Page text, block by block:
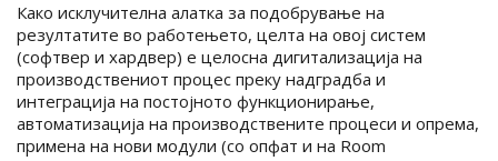
Како исклучителна алатка за подобрување на
резултатите во работењето, целта на овој систем
(софтвер и хардвер) е целосна дигитализација на
производствениот процес преку надградба и
интеграција на постојното функционирање,
автоматизација на производствените процеси и опрема,
примена на нови модули (со опфат и на Room